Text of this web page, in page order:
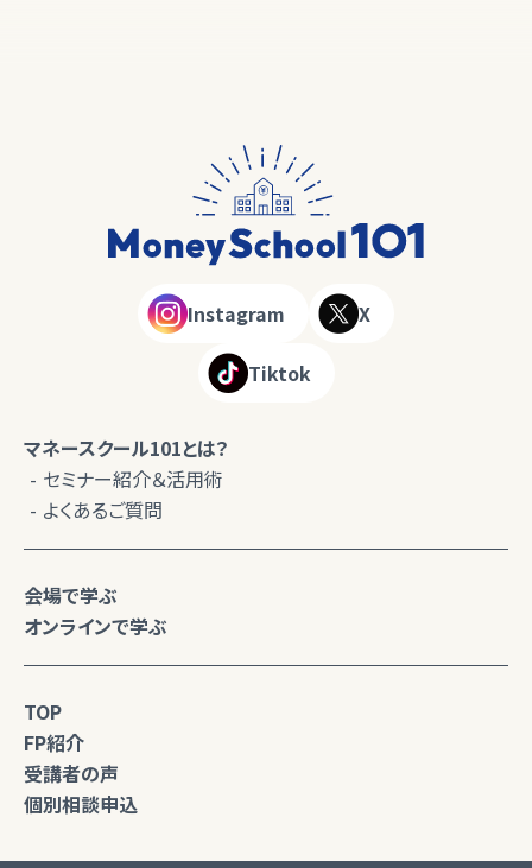
Instagram X
Tiktok
マネースクール101とは？
セミナー紹介＆活用術
よくあるご質問
会場で学ぶ
オンラインで学ぶ
TOP
FP紹介
受講者の声
個別相談申込